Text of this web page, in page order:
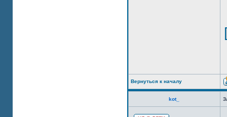
Вернуться к началу
kot_